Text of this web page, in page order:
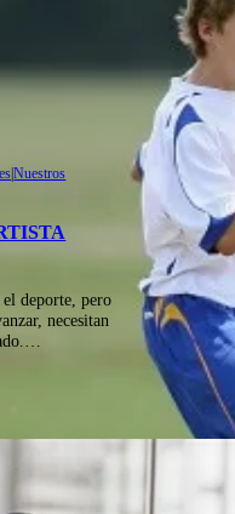
|Nuestros
deporte, pero
necesitan